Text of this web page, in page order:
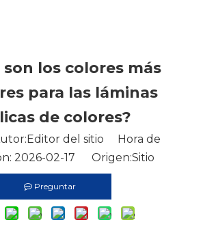
son los colores más
para las láminas
de colores?
del sitio Hora de
2026-02-17 Origen:Sitio
Preguntar